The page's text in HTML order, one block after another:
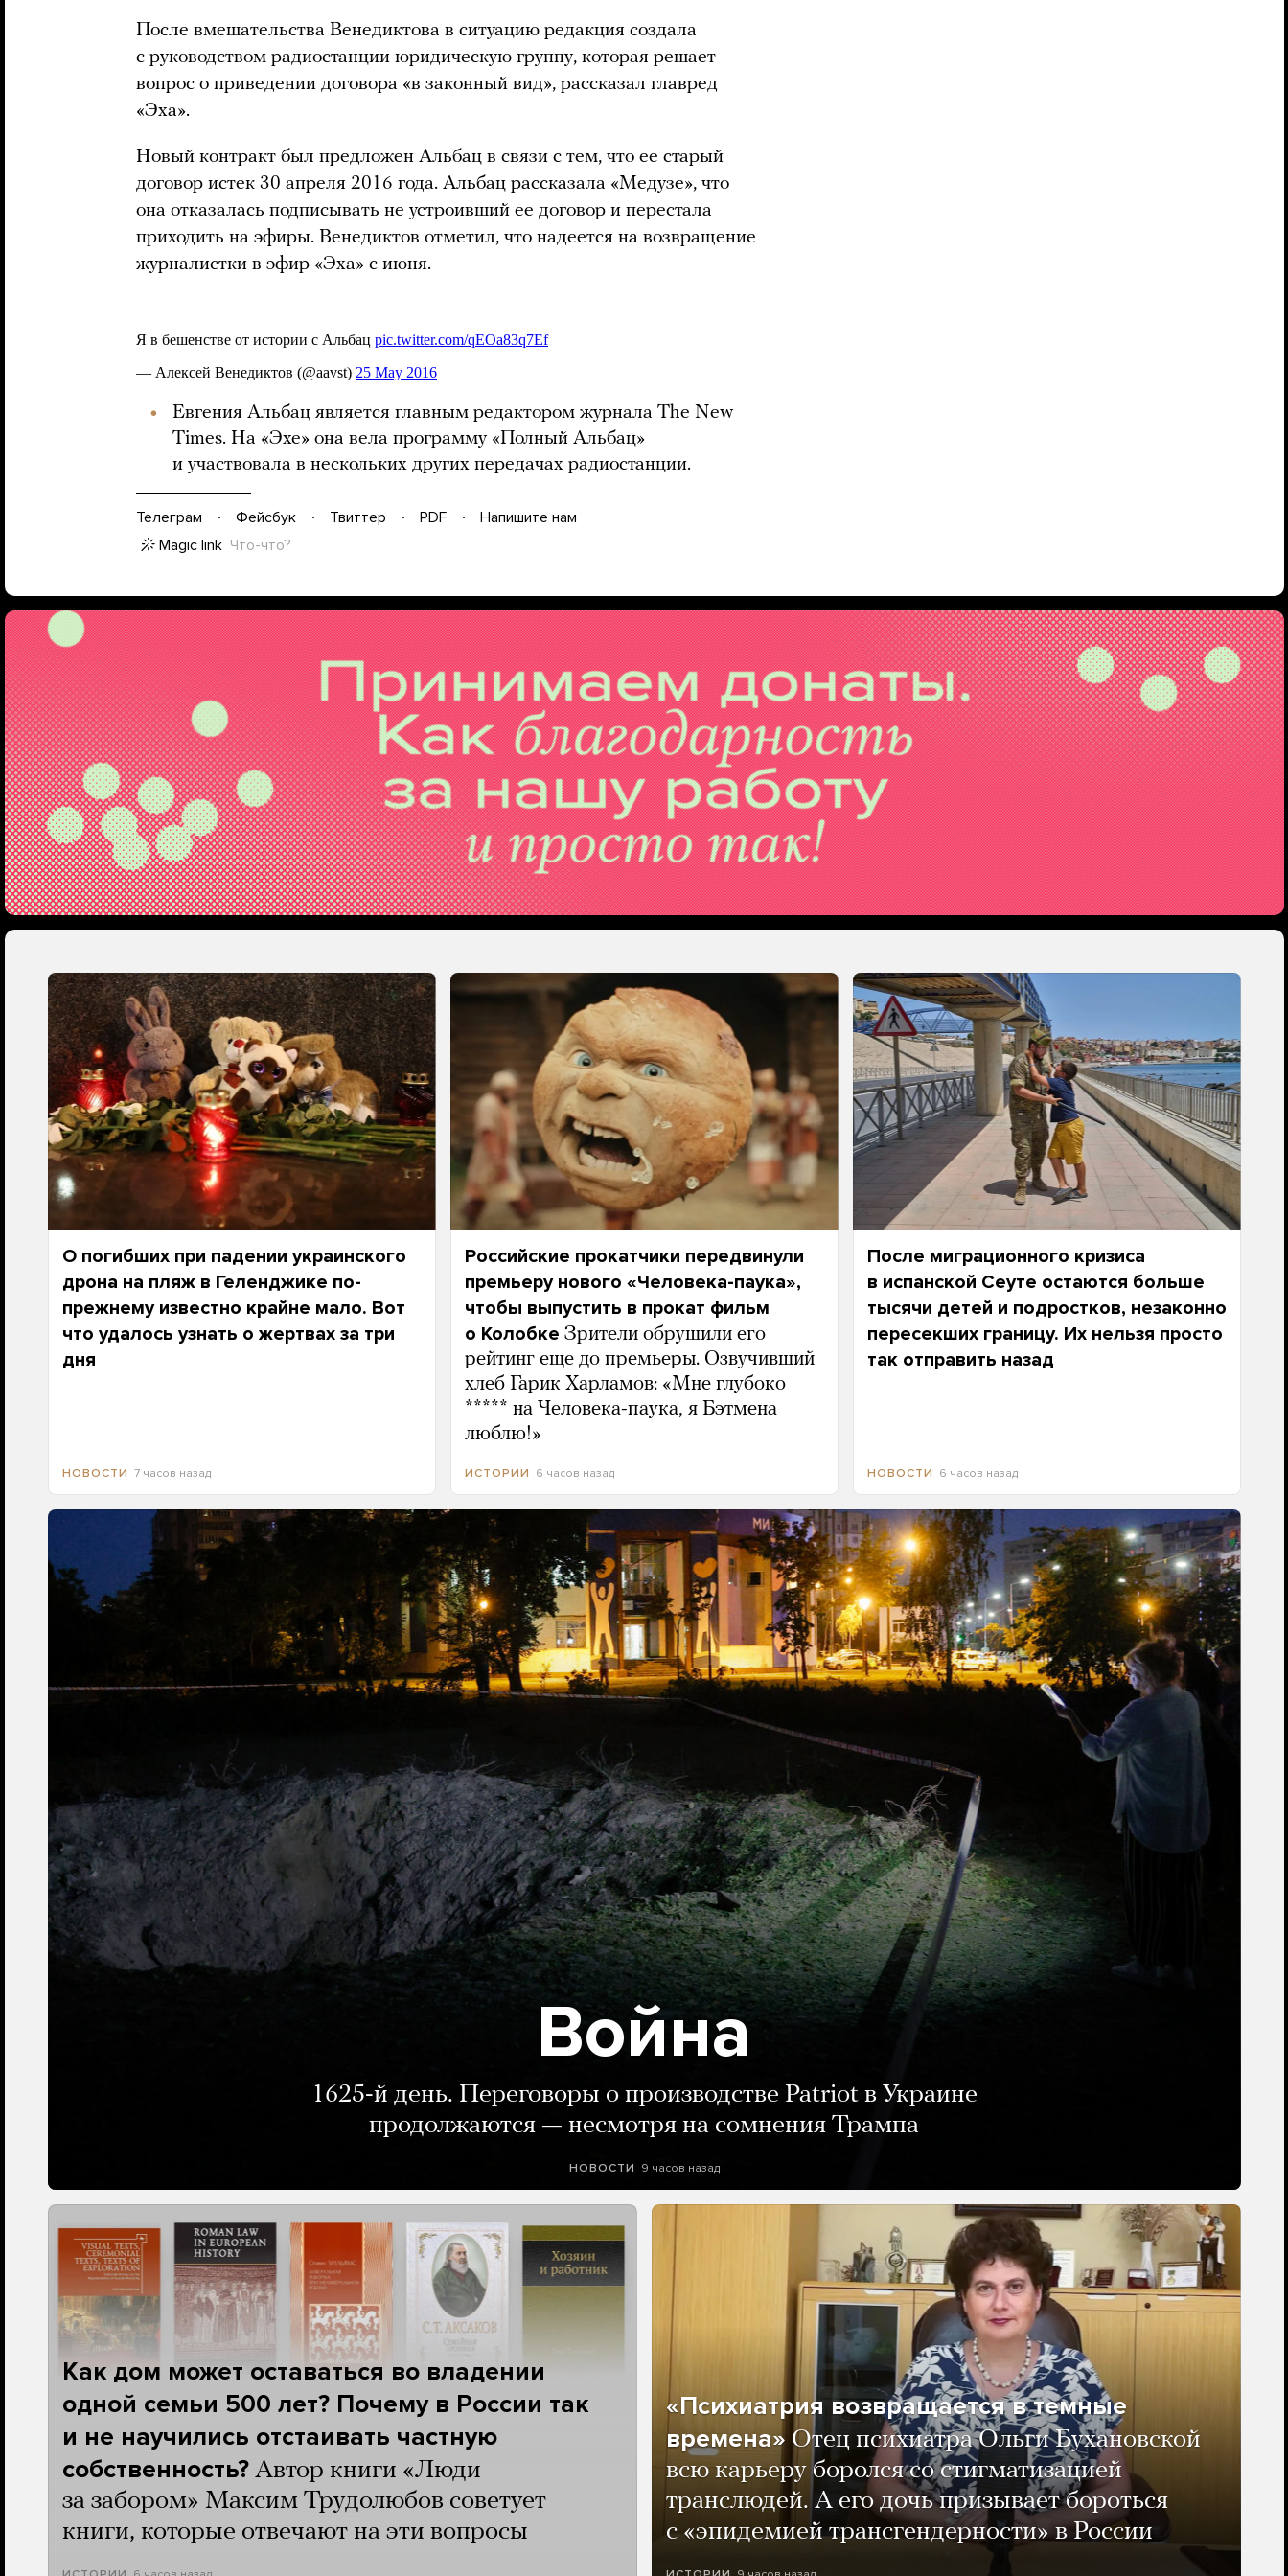
После вмешательства Венедиктова в ситуацию редакция создала
с руководством радиостанции юридическую группу, которая решает
вопрос о приведении договора «в законный вид», рассказал главред
«Эха».
Новый контракт был предложен Альбац в связи с тем, что ее старый
договор истек 30 апреля 2016 года. Альбац рассказала «Медузе», что
она отказалась подписывать не устроивший ее договор и перестала
приходить на эфиры. Венедиктов отметил, что надеется на возвращение
журналистки в эфир «Эха» с июня.
Евгения Альбац является главным редактором журнала The New
Times. На «Эхе» она вела программу «Полный Альбац»
и участвовала в нескольких других передачах радиостанции.
Телеграм Фейсбук Твиттер PDF
Напишите нам
Magic link Что-что?
О погибших при падении украинского
дрона на пляж в Геленджике по-
прежнему известно крайне мало. Вот
что удалось узнать о жертвах за три
дня
НОВОСТИ 7 часов назад
Российские прокатчики передвинули
премьеру нового «Человека-паука»,
чтобы выпустить в прокат фильм
о Колобке Зрители обрушили его
рейтинг еще до премьеры. Озвучивший
хлеб Гарик Харламов: «Мне глубоко
***** на Человека-паука, я Бэтмена
люблю!»
ИСТОРИИ 6 часов назад
После миграционного кризиса
в испанской Сеуте остаются больше
тысячи детей и подростков, незаконно
пересекших границу. Их нельзя просто
так отправить назад
НОВОСТИ 6 часов назад
Война
1625-й день. Переговоры о производстве Patriot в Украине
продолжаются — несмотря на сомнения Трампа
НОВОСТИ 9 часов назад
Как дом может оставаться во владении
одной семьи 500 лет? Почему в России так
и не научились отстаивать частную
собственность? Автор книги «Люди
за забором» Максим Трудолюбов советует
книги, которые отвечают на эти вопросы
«Психиатрия возвращается в темные
времена» Отец психиатра Ольги Бухановской
всю карьеру боролся со стигматизацией
транслюдей. А его дочь призывает бороться
с «эпидемией трансгендерности» в России